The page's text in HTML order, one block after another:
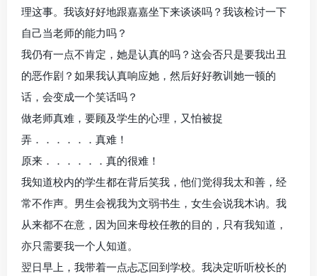
理这事。我该好好地跟嘉嘉坐下来谈谈吗？我该检讨一下
自己当老师的能力吗？
我仍有一点不肯定，她是认真的吗？这会否只是要我出丑
的恶作剧？如果我认真响应她，然后好好教训她一顿的
话，会变成一个笑话吗？
做老师真难，要顾及学生的心理，又怕被捉
弄．．．．．．真难！
原来．．．．．．真的很难！
我知道校内的学生都在背后笑我，他们觉得我太和善，经
常不作声。男生会视我为文弱书生，女生会说我木讷。我
从来都不在意，因为回来母校任教的目的，只有我知道，
亦只需要我一个人知道。
翌日早上，我带着一点忐忑回到学校。我决定听听校长的